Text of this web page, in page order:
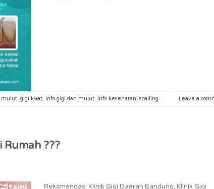
mulut, gigi kuat, info gigi dan mulut, info kesehatan, scalling Leave a
???
Rekomendasi Klinik Gigi Daerah Bandung, Klinik Gigi